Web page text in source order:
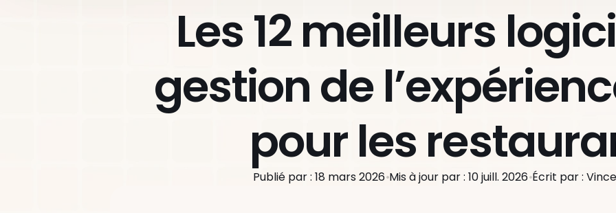
Les 12 meilleurs
gestion de
pour les
Publié par : 18 mars 2026 Mis à jour par : 10 juill. 2026 Écrit par :